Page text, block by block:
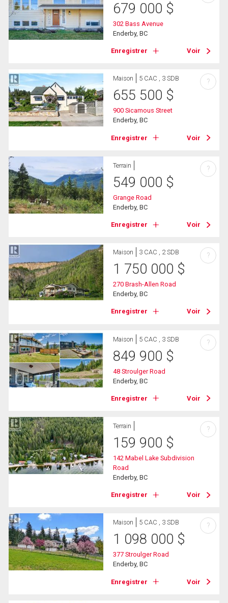
679 000 $
302 Bass Avenue
Enderby, BC
Enregistrer Voir
Maison 5 CAC , 3 SDB
655 500 $
900 Sicamous Street
Enderby, BC
Enregistrer Voir
?
Terrain
549 000 $
Grange Road
Enderby, BC
Enregistrer Voir
?
Maison 3 CAC , 2 SDB
1 750 000 $
270 Brash-Allen Road
Enderby, BC
Enregistrer Voir
?
Maison 5 CAC , 3 SDB
849 900 $
48 Stroulger Road
Enderby, BC
Enregistrer Voir
?
Terrain
159 900 $
142 Mabel Lake Subdivision
Road
Enderby, BC
Enregistrer Voir
?
Maison 5 CAC , 3 SDB
1 098 000 $
377 Stroulger Road
Enderby, BC
Enregistrer Voir
?